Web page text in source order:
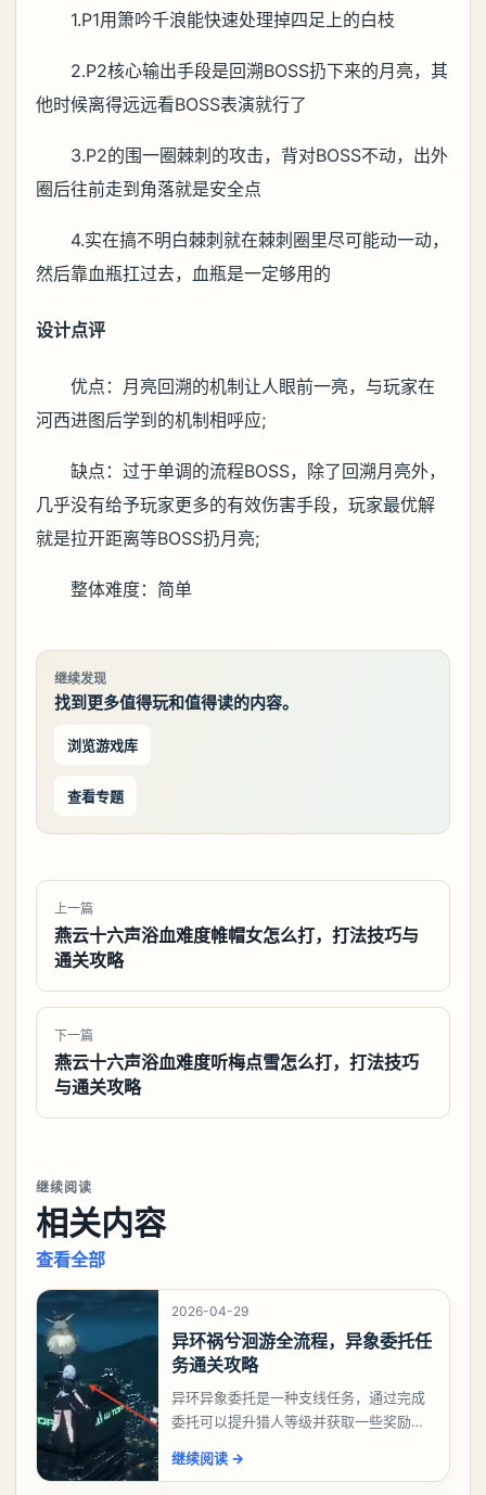
1.P1用箫吟千浪能快速处理掉四足上的白枝
2.P2核心输出手段是回溯BOSS扔下来的月亮，其
他时候离得远远看BOSS表演就行了
3.P2的围一圈棘刺的攻击，背对BOSS不动，出外
圈后往前走到角落就是安全点
4.实在搞不明白棘刺就在棘刺圈里尽可能动一动，
然后靠血瓶扛过去，血瓶是一定够用的
设计点评
优点：月亮回溯的机制让人眼前一亮，与玩家在
河西进图后学到的机制相呼应;
缺点：过于单调的流程BOSS，除了回溯月亮外，
几乎没有给予玩家更多的有效伤害手段，玩家最优解
就是拉开距离等BOSS扔月亮;
整体难度：简单
继续发现
找到更多值得玩和值得读的内容。
浏览游戏库
查看专题
上一篇
燕云十六声浴血难度帷帽女怎么打，打法技巧与
通关攻略
下一篇
燕云十六声浴血难度听梅点雪怎么打，打法技巧
与通关攻略
继续阅读
相关内容
查看全部
2026-04-29
异环祸兮洄游全流程，异象委托任
务通关攻略
异环异象委托是一种支线任务，通过完成
委托可以提升猎人等级并获取一些奖励，
么做，下面就来告诉大家。异环异象委托
继续阅读 →